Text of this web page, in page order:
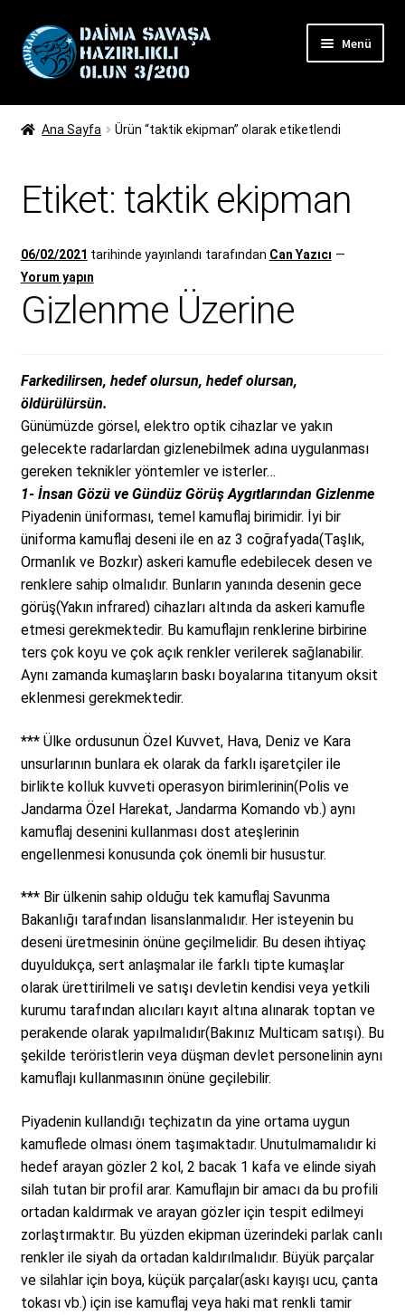
Dolaşıma
geç
İçeriğe
geç
Menü
BARLAS PLAKA TAŞIYICI SİSTEMİ
TAŞIYICI CEPLER
AKSESUAR
GİYİM
AIRSOFT ÇERİ
KULLANICI HESABI
Ana Sayfa Ürün “taktik ekipman” olarak etiketlendi
Etiket: taktik ekipman
06/02/2021 tarihinde yayınlandı tarafından Can Yazıcı —
Yorum yapın
Gizlenme Üzerine
Farkedilirsen, hedef olursun, hedef olursan,
öldürülürsün.
Günümüzde görsel, elektro optik cihazlar ve yakın
gelecekte radarlardan gizlenebilmek adına uygulanması
gereken teknikler yöntemler ve isterler…
1- İnsan Gözü ve Gündüz Görüş Aygıtlarından Gizlenme
Piyadenin üniforması, temel kamuflaj birimidir. İyi bir
üniforma kamuflaj deseni ile en az 3 coğrafyada(Taşlık,
Ormanlık ve Bozkır) askeri kamufle edebilecek desen ve
renklere sahip olmalıdır. Bunların yanında desenin gece
görüş(Yakın infrared) cihazları altında da askeri kamufle
etmesi gerekmektedir. Bu kamuflajın renklerine birbirine
ters çok koyu ve çok açık renkler verilerek sağlanabilir.
Aynı zamanda kumaşların baskı boyalarına titanyum oksit
eklenmesi gerekmektedir.
*** Ülke ordusunun Özel Kuvvet, Hava, Deniz ve Kara
unsurlarının bunlara ek olarak da farklı işaretçiler ile
birlikte kolluk kuvveti operasyon birimlerinin(Polis ve
Jandarma Özel Harekat, Jandarma Komando vb.) aynı
kamuflaj desenini kullanması dost ateşlerinin
engellenmesi konusunda çok önemli bir husustur.
*** Bir ülkenin sahip olduğu tek kamuflaj Savunma
Bakanlığı tarafından lisanslanmalıdır. Her isteyenin bu
deseni üretmesinin önüne geçilmelidir. Bu desen ihtiyaç
duyuldukça, sert anlaşmalar ile farklı tipte kumaşlar
olarak ürettirilmeli ve satışı devletin kendisi veya yetkili
kurumu tarafından alıcıları kayıt altına alınarak toptan ve
perakende olarak yapılmalıdır(Bakınız Multicam satışı). Bu
şekilde teröristlerin veya düşman devlet personelinin aynı
kamuflajı kullanmasının önüne geçilebilir.
Piyadenin kullandığı teçhizatın da yine ortama uygun
kamuflede olması önem taşımaktadır. Unutulmamalıdır ki
hedef arayan gözler 2 kol, 2 bacak 1 kafa ve elinde siyah
silah tutan bir profil arar. Kamuflajın bir amacı da bu profili
ortadan kaldırmak ve arayan gözler için tespit edilmeyi
zorlaştırmaktır. Bu yüzden ekipman üzerindeki parlak canlı
renkler ile siyah da ortadan kaldırılmalıdır. Büyük parçalar
ve silahlar için boya, küçük parçalar(askı kayışı ucu, çanta
tokası vb.) için ise kamuflaj veya haki mat renkli tamir